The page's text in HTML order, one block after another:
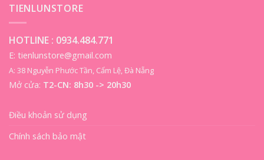
TIENLUNSTORE
HOTLINE : 0934.484.771
E: tienlunstore@gmail.com
A: 38 Nguyễn Phước Tần, Cẩm Lệ, Đà Nẵng
Mở cửa: T2-CN: 8h30 -> 20h30
Điều khoản sử dụng
Chính sách bảo mật